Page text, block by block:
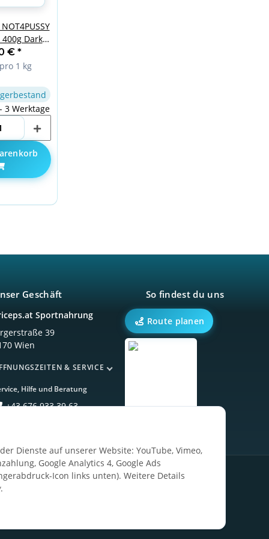
Dienste auf unserer Website: YouTube, Vimeo,
Google Analytics 4, Google Ads
Icon links unten). Weitere Details
.
Dark
€ *
1 kg
3 Werktage
Geschäft
Sportnahrung
39
Wien
& SERVICE
Hilfe und Beratung
+43 676 933 39 63
So findest du uns
Route planen